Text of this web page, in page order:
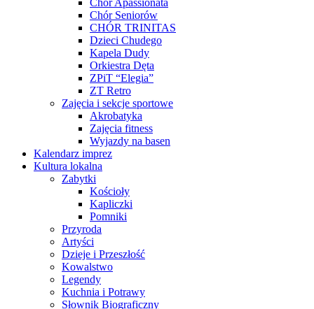
Chór Apassionata
Chór Seniorów
CHÓR TRINITAS
Dzieci Chudego
Kapela Dudy
Orkiestra Dęta
ZPiT “Elegia”
ZT Retro
Zajęcia i sekcje sportowe
Akrobatyka
Zajęcia fitness
Wyjazdy na basen
Kalendarz imprez
Kultura lokalna
Zabytki
Kościoły
Kapliczki
Pomniki
Przyroda
Artyści
Dzieje i Przeszłość
Kowalstwo
Legendy
Kuchnia i Potrawy
Słownik Biograficzny